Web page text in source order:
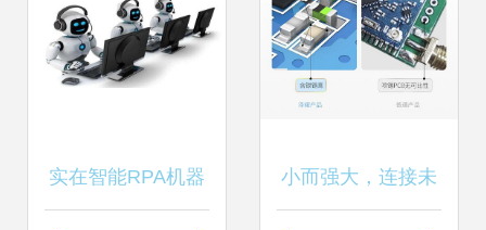
业降温技术咨询
实在智能RPA机器 小而强大，连接未